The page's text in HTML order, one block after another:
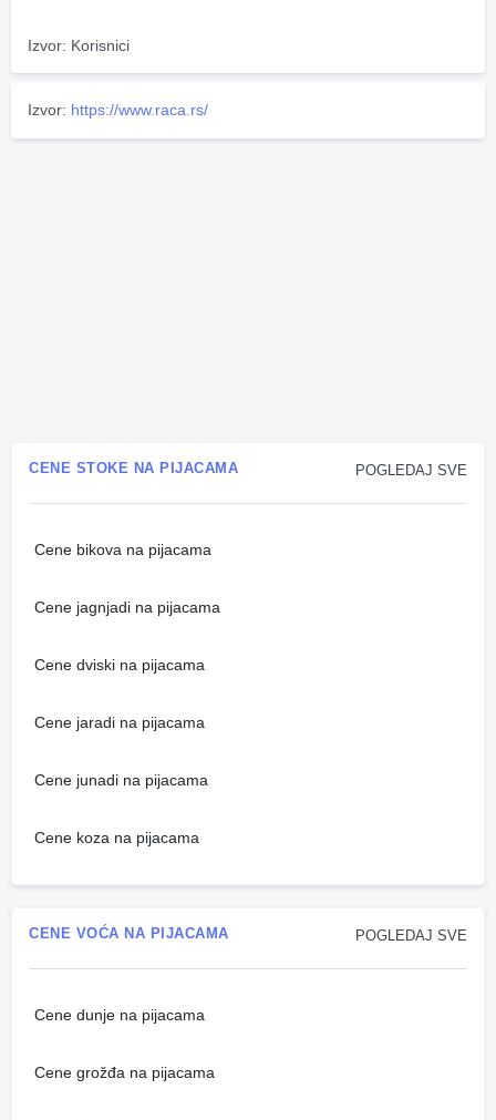
Izvor: Korisnici
Izvor: https://www.raca.rs/
POGLEDAJ SVE
CENE STOKE NA PIJACAMA
Cene bikova na pijacama
Cene jagnjadi na pijacama
Cene dviski na pijacama
Cene jaradi na pijacama
Cene junadi na pijacama
Cene koza na pijacama
POGLEDAJ SVE
CENE VOĆA NA PIJACAMA
Cene dunje na pijacama
Cene grožđa na pijacama